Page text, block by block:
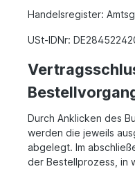
Handelsregister:
USt-IDNr:
Durch Anklicken des
werden die jeweils
abgelegt. Im
der Bestellprozess, in